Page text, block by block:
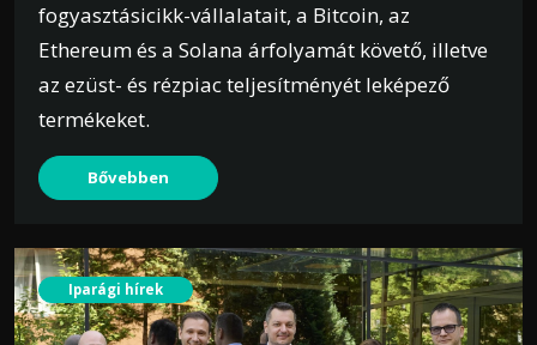
fogyasztásicikk-vállalatait, a Bitcoin, az
Ethereum és a Solana árfolyamát követő, illetve
az ezüst- és rézpiac teljesítményét leképező
termékeket.
Bővebben
Iparági hírek